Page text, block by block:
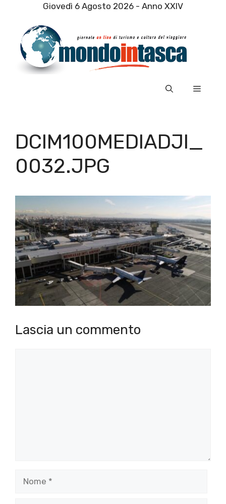
contenuto
Giovedì 6 Agosto 2026 - Anno XXIV
Menu
DCIM100MEDIADJI_
0032.JPG
Lascia un commento